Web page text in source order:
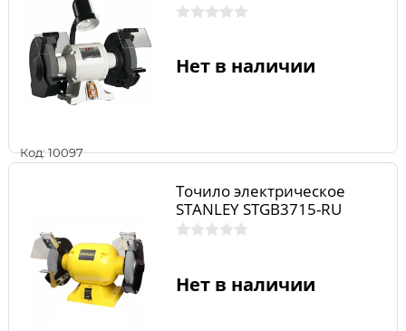
Код: 10097
Нет в наличии
Точило электрическое
STANLEY STGB3715-RU
Нет в наличии